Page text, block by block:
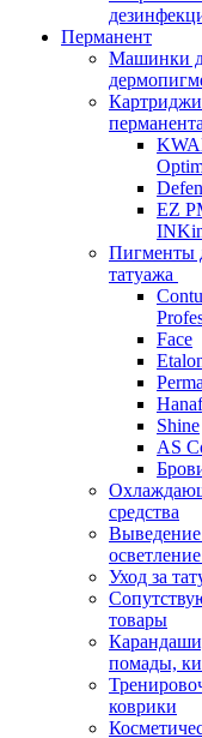
Перманент
Машинки
перманента
EZ
Пигменты
татуажа
Face
Shine
AS
средства
Уход за
товары
помады,
коврики